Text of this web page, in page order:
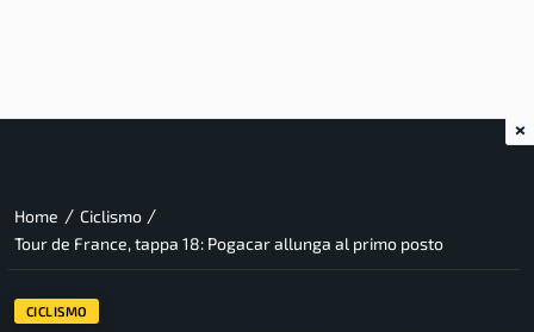
Home / Ciclismo /
Tour de France, tappa 18: Pogacar allunga al primo posto
CICLISMO
×